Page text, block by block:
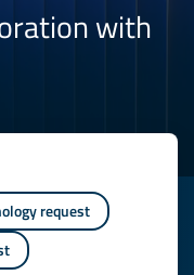
with
request